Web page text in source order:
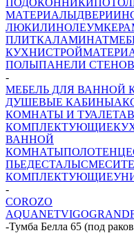
МАТЕРИАЛЫДВЕРИ
ЛЮКИЛИНОЛЕУМ
ПЛИТКАЛАМИНАТ
КУХНИ
ПОЛЫПАНЕЛИ
-
МЕБЕЛЬ ДЛЯ ВАННОЙ
ДУШЕВЫЕ КАБИНЫ
КОМНАТЫ И ТУАЛЕТА
КОМПЛЕКТУЮЩИЕ
ВАННОЙ
КОМНАТЫ
ПЬЕДЕСТАЛЫ
КОМПЛЕКТУЮЩИЕ
-
COROZO
AQUANETVIGO
-Тумба Белла 65 (под